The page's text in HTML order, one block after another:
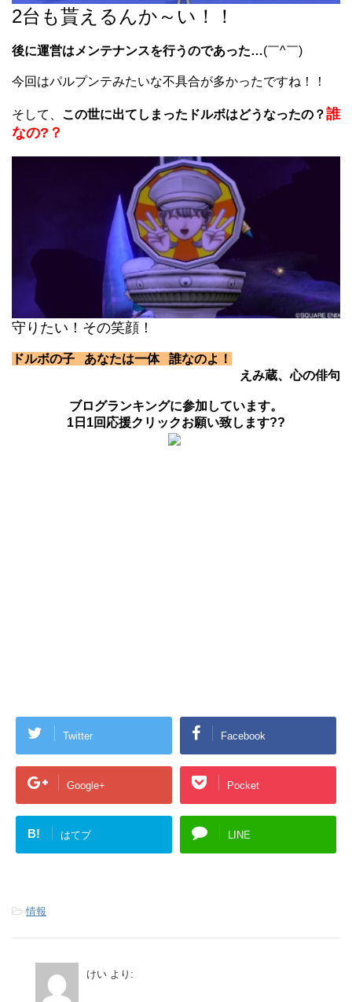
2台も貰えるんか～い！！
後に運営はメンテナンスを行うのであった…(￣^￣)ゞ
今回はパルプンテみたいな不具合が多かったですね！！
そして、 この世に出てしまったドルボはどうなったの？誰
なの?？
守りたい！その笑顔！
ドルボの子 あなたは一体 誰なのよ！
えみ蔵、心の俳句
ブログランキングに参加しています。
1日1回応援クリックお願い致します??
Twitter Facebook
Google+ Pocket
B! はてブ LINE
-情報
けい より: